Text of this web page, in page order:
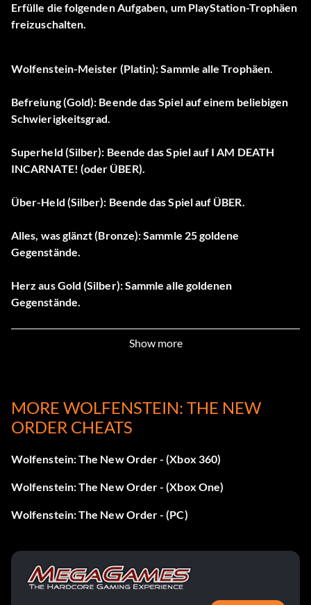
Erfülle die folgenden Aufgaben, um PlayStation-Trophäen
freizuschalten.
Wolfenstein-Meister (Platin): Sammle alle Trophäen.
Befreiung (Gold): Beende das Spiel auf einem beliebigen
Schwierigkeitsgrad.
Superheld (Silber): Beende das Spiel auf I AM DEATH
INCARNATE! (oder ÜBER).
Über-Held (Silber): Beende das Spiel auf ÜBER.
Alles, was glänzt (Bronze): Sammle 25 goldene
Gegenstände.
Herz aus Gold (Silber): Sammle alle goldenen
Gegenstände.
Enigma-Code.
Geheimnisse enthüllt II (Silber): Lösen Sie den zweiten
Geheimnisse enthüllt III (Silber): Lösen Sie den dritten
Enigma-Code.
Scout I (Bronze): Schalte die Tarnfähigkeit 1 frei.
Show more
MORE WOLFENSTEIN: THE NEW
ORDER CHEATS
Wolfenstein: The New Order - (Xbox 360)
Wolfenstein: The New Order - (Xbox One)
Wolfenstein: The New Order - (PC)